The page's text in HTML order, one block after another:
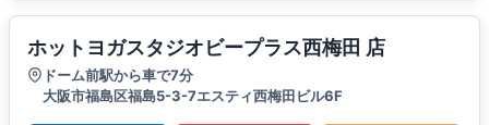
ホットヨガスタジオビープラス西梅田 店
ドーム前駅から車で7分
大阪市福島区福島5-3-7エスティ西梅田ビル6F